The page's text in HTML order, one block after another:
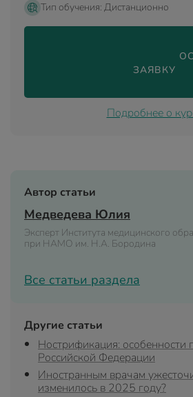
Тип обучения: Дистанционно
ЗАЯВКУ
Подробнее о
Автор статьи
Медведева Юлия
Эксперт Института медицинского
при НАМО им. Н.А. Бородина
Все статьи раздела
Другие статьи
Нострификация: особенности
Российской Федерации
Иностранным врачам
изменилось в 2025 году?